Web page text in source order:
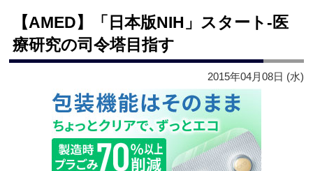
【AMED】「日本版NIH」スタート‐医
療研究の司令塔目指す
2015年04月08日 (水)